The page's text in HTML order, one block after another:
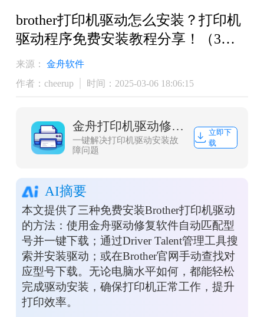
brother打印机驱动怎么安装？打印机
驱动程序免费安装教程分享！（3
招）
来源：
金舟软件
作者：cheerup
时间：2025-03-06 18:06:15
金舟打印机驱动修复软件
一键解决打印机驱动安装故
障问题
立即下
载
AI摘要
本文提供了三种免费安装Brother打印机驱动
的方法：使用金舟驱动修复软件自动匹配型
号并一键下载；通过Driver Talent管理工具搜
索并安装驱动；或在Brother官网手动查找对
应型号下载。无论电脑水平如何，都能轻松
完成驱动安装，确保打印机正常工作，提升
打印效率。